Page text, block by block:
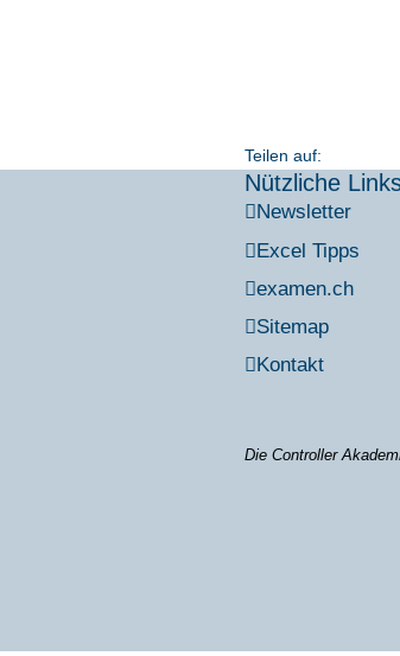
Teilen auf:
Nützliche
News­let­ter
Excel Tipps
examen.ch
Site­map
Kon­takt
Die Con­trol­ler